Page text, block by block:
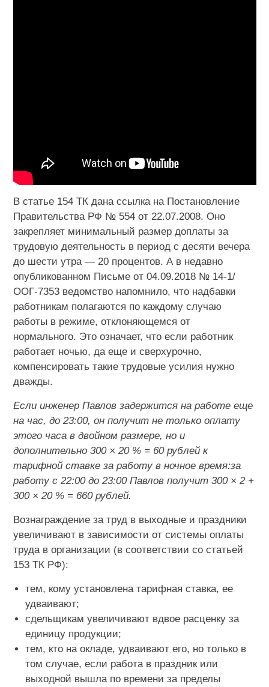
В статье 154 ТК дана ссылка на Постановление
Правительства РФ № 554 от 22.07.2008. Оно
закрепляет минимальный размер доплаты за
трудовую деятельность в период с десяти вечера
до шести утра — 20 процентов. А в недавно
опубликованном Письме от 04.09.2018 № 14-1/
ООГ-7353 ведомство напомнило, что надбавки
работникам полагаются по каждому случаю
работы в режиме, отклоняющемся от
нормального. Это означает, что если работник
работает ночью, да еще и сверхурочно,
компенсировать такие трудовые усилия нужно
дважды.
Если инженер Павлов задержится на работе еще
на час, до 23:00, он получит не только оплату
этого часа в двойном размере, но и
дополнительно 300 × 20 % = 60 рублей к
тарифной ставке за работу в ночное время:за
работу с 22:00 до 23:00 Павлов получит 300 × 2 +
300 × 20 % = 660 рублей.
Вознаграждение за труд в выходные и праздники
увеличивают в зависимости от системы оплаты
труда в организации (в соответствии со статьей
153 ТК РФ):
тем, кому установлена тарифная ставка, ее
удваивают;
сдельщикам увеличивают вдвое расценку за
единицу продукции;
тем, кто на окладе, удваивают его, но только в
том случае, если работа в праздник или
выходной вышла по времени за пределы